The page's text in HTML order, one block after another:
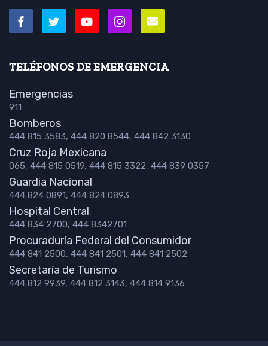
TELÉFONOS DE EMERGENCIA
Emergencias
911
Bomberos
444 815 3583, 444 820 8544, 444 842 3130
Cruz Roja Mexicana
065, 444 815 0519, 444 815 3322, 444 839 0357
Guardia Nacional
444 824 0891, 444 824 0893
Hospital Central
444 834 2700, 444 8342701
Procuraduría Federal del Consumidor
444 841 2500, 444 841 2501, 444 841 2502
Secretaría de Turismo
444 812 9939, 444 812 3143, 444 814 9136